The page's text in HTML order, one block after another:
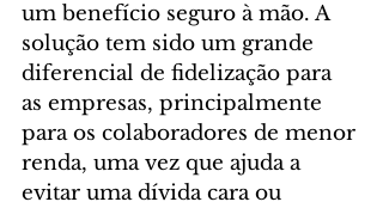
um benefício seguro à mão. A
solução tem sido um grande
diferencial de fidelização para
as empresas, principalmente
para os colaboradores de menor
renda, uma vez que ajuda a
evitar uma dívida cara ou